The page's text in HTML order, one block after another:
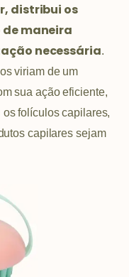
distribui os
de maneira
necessária.
viriam de um
sua ação eficiente,
folículos capilares,
capilares sejam